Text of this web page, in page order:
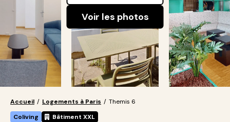
Voir les photos
Accueil / Logements à Paris / Themis 6
Coliving
Bâtiment XXL